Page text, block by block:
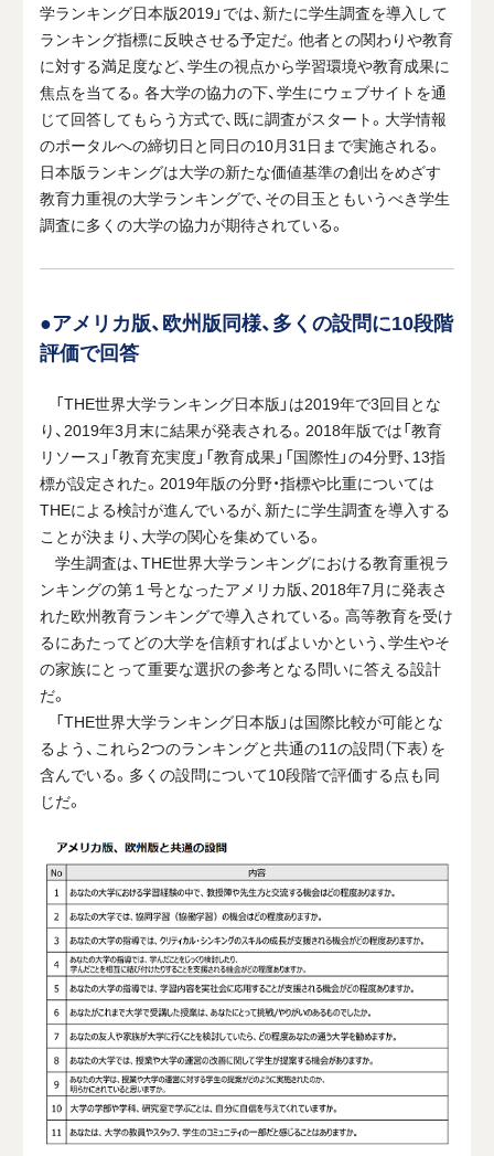
学ランキング日本版2019」では、新たに学生調査を導入して
ランキング指標に反映させる予定だ。他者との関わりや教育
に対する満足度など、学生の視点から学習環境や教育成果に
焦点を当てる。各大学の協力の下、学生にウェブサイトを通
じて回答してもらう方式で、既に調査がスタート。大学情報
のポータルへの締切日と同日の10月31日まで実施される。
日本版ランキングは大学の新たな価値基準の創出をめざす
教育力重視の大学ランキングで、その目玉ともいうべき学生
調査に多くの大学の協力が期待されている。
●アメリカ版、欧州版同様、多くの設問に10段階
評価で回答
「THE世界大学ランキング日本版」は2019年で3回目とな
り、2019年3月末に結果が発表される。2018年版では「教育
リソース」「教育充実度」「教育成果」「国際性」の4分野、13指
標が設定された。2019年版の分野・指標や比重については
THEによる検討が進んでいるが、新たに学生調査を導入する
ことが決まり、大学の関心を集めている。
学生調査は、THE世界大学ランキングにおける教育重視ラ
ンキングの第１号となったアメリカ版、2018年7月に発表さ
れた欧州教育ランキングで導入されている。高等教育を受け
るにあたってどの大学を信頼すればよいかという、学生やそ
の家族にとって重要な選択の参考となる問いに答える設計
だ。
「THE世界大学ランキング日本版」は国際比較が可能とな
るよう、これら2つのランキングと共通の11の設問（下表）を
含んでいる。多くの設問について10段階で評価する点も同
じだ。